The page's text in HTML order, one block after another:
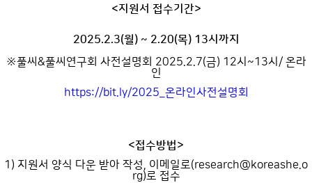
<지원서 접수기간>
2025.2.3(월) ~ 2.20(목) 13시까지
※풀씨&풀씨연구회 사전설명회 2025.2.7(금) 12시~13시/ 온라
인
https://bit.ly/2025_온라인사전설명회
<접수방법>
1) 지원서 양식 다운 받아 작성, 이메일로(research@koreashe.o
rg)로 접수